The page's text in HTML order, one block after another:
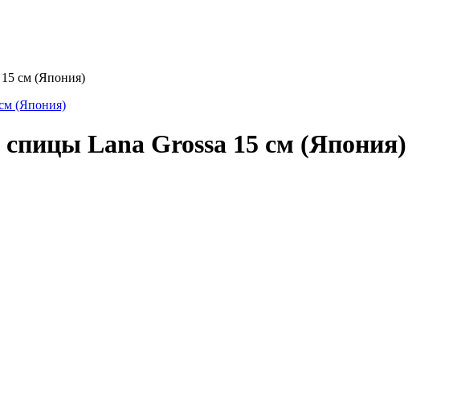
см (Япония)
Lana Grossa 15 см (Япония)